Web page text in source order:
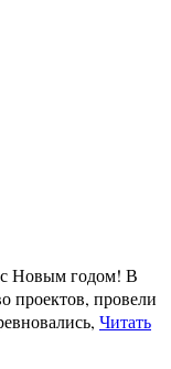
с Новым годом! В
проектов, провели
Читать